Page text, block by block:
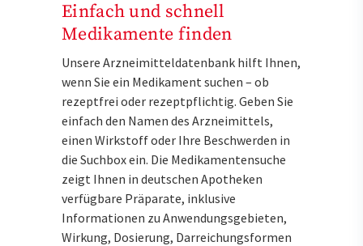
Einfach und schnell
Medikamente finden
Unsere Arzneimitteldatenbank hilft Ihnen,
wenn Sie ein Medikament suchen – ob
rezeptfrei oder rezeptpflichtig. Geben Sie
einfach den Namen des Arzneimittels,
einen Wirkstoff oder Ihre Beschwerden in
die Suchbox ein. Die Medikamentensuche
zeigt Ihnen in deutschen Apotheken
verfügbare Präparate, inklusive
Informationen zu Anwendungsgebieten,
Wirkung, Dosierung, Darreichungsformen